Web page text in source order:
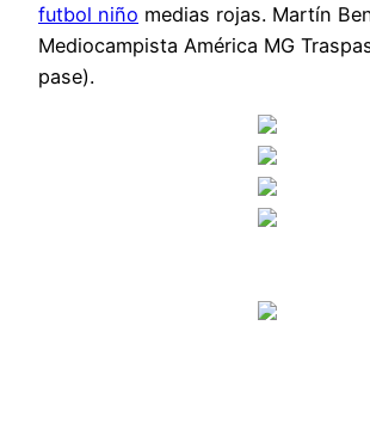
futbol niño medias rojas. Martín
Mediocampista América MG
pase).